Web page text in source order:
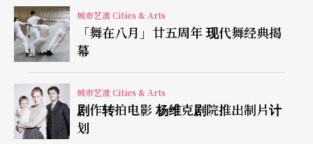
张艺谋强调说，京剧的简约、象征、寓意、程式化
和古典情怀等，是京剧持久的生命力所在，因此，
他这次创作《天下归心》的思路就是向传统致敬、
向京剧致敬；从传统中提炼京剧的美学定律和概
念，然后再运用现代的舞台演绎形式。他说他想做
城市艺波 Cities & Arts
「舞在八月」廿五周年 现代舞经典揭
幕
城市艺波 Cities & Arts
剧作转拍电影 杨维克剧院推出制片计
划